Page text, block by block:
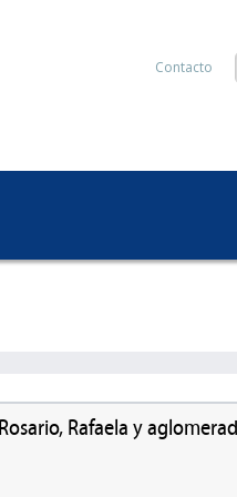
Contacto
Rafaela y